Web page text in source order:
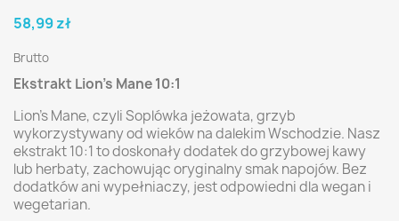
58,99 zł
Brutto
Ekstrakt Lion’s Mane 10:1
Lion’s Mane, czyli Soplówka jeżowata, grzyb
wykorzystywany od wieków na dalekim Wschodzie. Nasz
ekstrakt 10:1 to doskonały dodatek do grzybowej kawy
lub herbaty, zachowując oryginalny smak napojów. Bez
dodatków ani wypełniaczy, jest odpowiedni dla wegan i
wegetarian.